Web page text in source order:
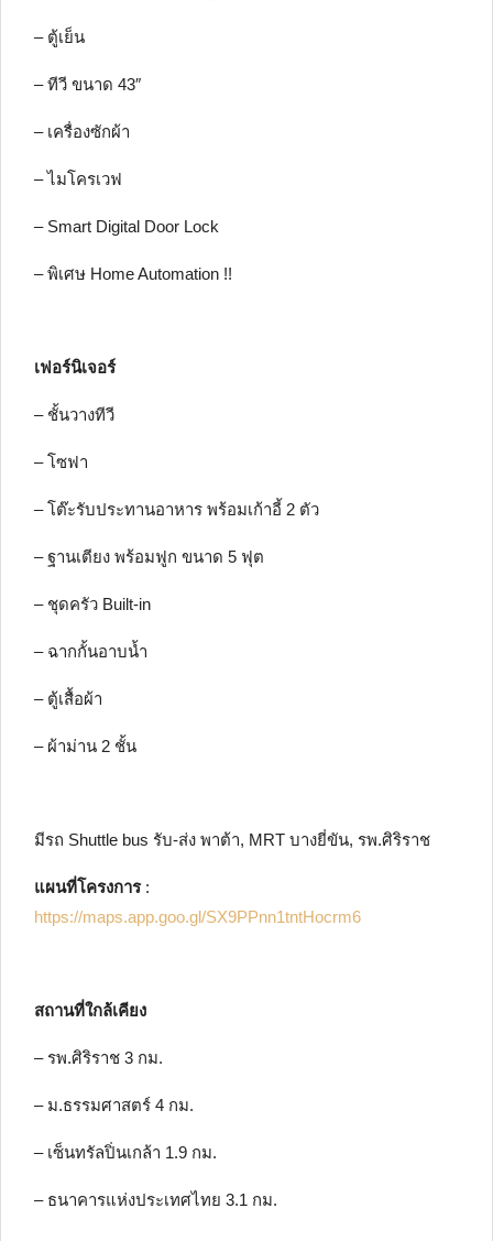
– ตู้เย็น
– ทีวี ขนาด 43″
– เครื่องซักผ้า
– ไมโครเวฟ
– Smart Digital Door Lock
– พิเศษ Home Automation !!
เฟอร์นิเจอร์
– ชั้นวางทีวี
– โซฟา
– โต๊ะรับประทานอาหาร พร้อมเก้าอี้ 2 ตัว
– ฐานเตียง พร้อมฟูก ขนาด 5 ฟุต
– ชุดครัว Built-in
– ฉากกั้นอาบน้ำ
– ตู้เสื้อผ้า
– ผ้าม่าน 2 ชั้น
มีรถ Shuttle bus รับ-ส่ง พาต้า, MRT บางยี่ขัน, รพ.ศิริราช
แผนที่โครงการ:
https://maps.app.goo.gl/SX9PPnn1tntHocrm6
สถานที่ใกล้เคียง
– รพ.ศิริราช 3 กม.
– ม.ธรรมศาสตร์ 4 กม.
– เซ็นทรัลปิ่นเกล้า 1.9 กม.
– ธนาคารแห่งประเทศไทย 3.1 กม.